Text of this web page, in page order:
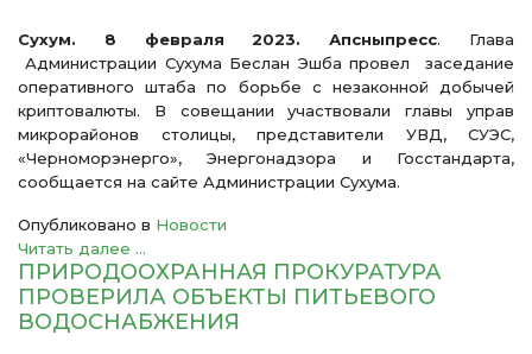
Сухум. 8 февраля 2023. Апсныпресс. Глава
Администрации Сухума Беслан Эшба провел заседание
оперативного штаба по борьбе с незаконной добычей
криптовалюты. В совещании участвовали главы управ
микрорайонов столицы, представители УВД, СУЭС,
«Черноморэнерго», Энергонадзора и Госстандарта,
сообщается на сайте Администрации Сухума.
Опубликовано в Новости
Читать далее ...
ПРИРОДООХРАННАЯ ПРОКУРАТУРА
ПРОВЕРИЛА ОБЪЕКТЫ ПИТЬЕВОГО
ВОДОСНАБЖЕНИЯ